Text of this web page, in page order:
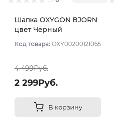
Шапка OXYGON BJORN
цвет Чёрный
Код товара: OXY00200121065
4 499Руб.
2 299Руб.
В корзину